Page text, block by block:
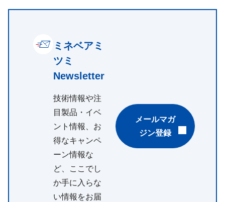
ミネベアミ
ツミ
Newsletter
技術情報や注
目製品・イベ
ント情報、お
得なキャンペ
ーン情報な
ど、ここでし
か手に入らな
い情報をお届
メールマガ
ジン登録